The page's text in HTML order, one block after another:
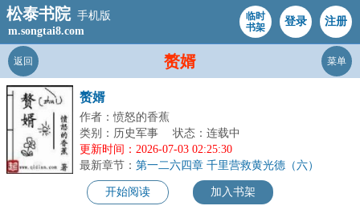
松泰书院 手机版
m.songtai8.com
临时
书架
登录 注册
赘婿
返回 菜单
赘婿
作者：愤怒的香蕉
类别：历史军事
状态：连载中
更新时间：2026-07-03 02:25:30
最新章节： 第一二六四章 千里营救黄光德（六）
开始阅读 加入书架